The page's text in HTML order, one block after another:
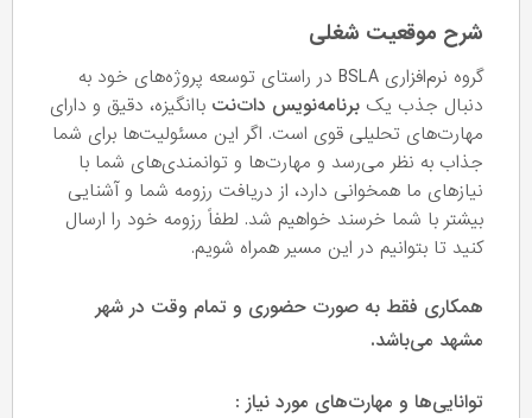
شرح موقعیت شغلی
گروه نرم‌افزاری BSLA در راستای توسعه پروژه‌های خود به
دنبال جذب یک برنامه‌نویس دات‌نت باانگیزه، دقیق و دارای
مهارت‌های تحلیلی قوی است. اگر این مسئولیت‌ها برای شما
جذاب به نظر می‌رسد و مهارت‌ها و توانمندی‌های شما با
نیازهای ما همخوانی دارد، از دریافت رزومه شما و آشنایی
بیشتر با شما خرسند خواهیم شد. لطفاً رزومه خود را ارسال
کنید تا بتوانیم در این مسیر همراه شویم.
همکاری فقط به صورت حضوری و تمام وقت در شهر
مشهد می‌باشد.
توانایی‌ها و مهارت‌های مورد نیاز :